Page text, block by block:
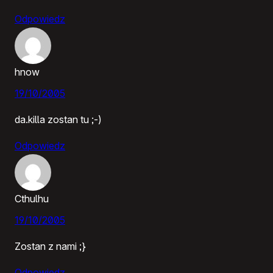
Odpowiedz
hnow
19/10/2005
da.killa zostan tu ;-)
Odpowiedz
Cthulhu
19/10/2005
Zostan z nami ;}